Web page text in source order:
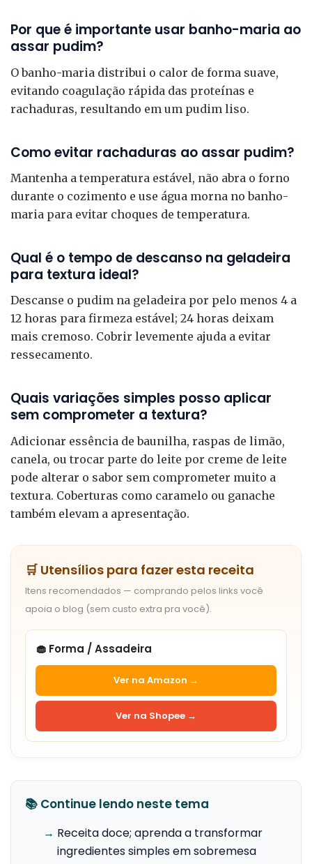
Por que é importante usar banho-maria ao
assar pudim?
O banho-maria distribui o calor de forma suave,
evitando coagulação rápida das proteínas e
rachaduras, resultando em um pudim liso.
Como evitar rachaduras ao assar pudim?
Mantenha a temperatura estável, não abra o forno
durante o cozimento e use água morna no banho-
maria para evitar choques de temperatura.
Qual é o tempo de descanso na geladeira
para textura ideal?
Descanse o pudim na geladeira por pelo menos 4 a
12 horas para firmeza estável; 24 horas deixam
mais cremoso. Cobrir levemente ajuda a evitar
ressecamento.
Quais variações simples posso aplicar
sem comprometer a textura?
Adicionar essência de baunilha, raspas de limão,
canela, ou trocar parte do leite por creme de leite
pode alterar o sabor sem comprometer muito a
textura. Coberturas como caramelo ou ganache
também elevam a apresentação.
🛒 Utensílios para fazer esta receita
Itens recomendados — comprando pelos links você
apoia o blog (sem custo extra pra você).
🧁 Forma / Assadeira
Ver na Amazon →
Ver na Shopee →
📚 Continue lendo neste tema
→ Receita doce; aprenda a transformar
ingredientes simples em sobremesa